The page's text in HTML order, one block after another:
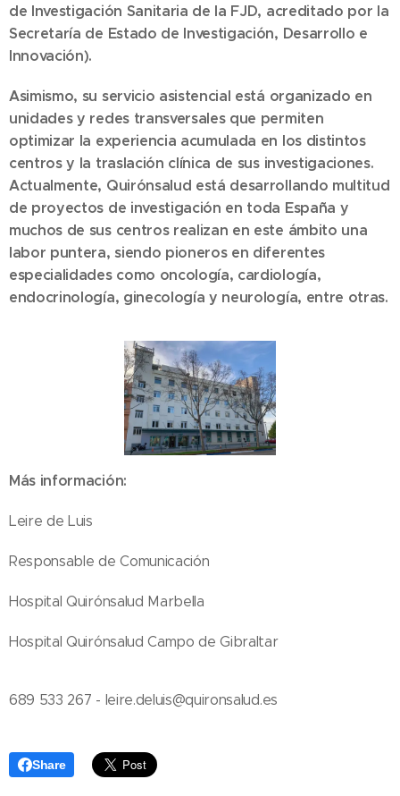
de Investigación Sanitaria de la FJD, acreditado por la
Secretaría de Estado de Investigación, Desarrollo e
Innovación).
Asimismo, su servicio asistencial está organizado en
unidades y redes transversales que permiten
optimizar la experiencia acumulada en los distintos
centros y la traslación clínica de sus investigaciones.
Actualmente, Quirónsalud está desarrollando multitud
de proyectos de investigación en toda España y
muchos de sus centros realizan en este ámbito una
labor puntera, siendo pioneros en diferentes
especialidades como oncología, cardiología,
endocrinología, ginecología y neurología, entre otras.
Más información:
Leire de Luis
Responsable de Comunicación
Hospital Quirónsalud Marbella
Hospital Quirónsalud Campo de Gibraltar
689 533 267 - leire.deluis@quironsalud.es
Share